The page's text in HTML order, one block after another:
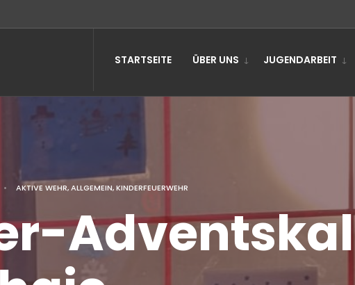
STARTSEITE ÜBER UNS JUGENDARBEIT
• AKTIVE WEHR,ALLGEMEIN,KINDERFEUERWEHR